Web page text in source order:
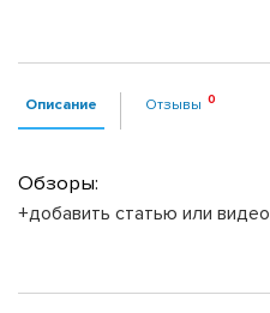
Описание Отзывы
Обзоры:
+добавить статью или видео